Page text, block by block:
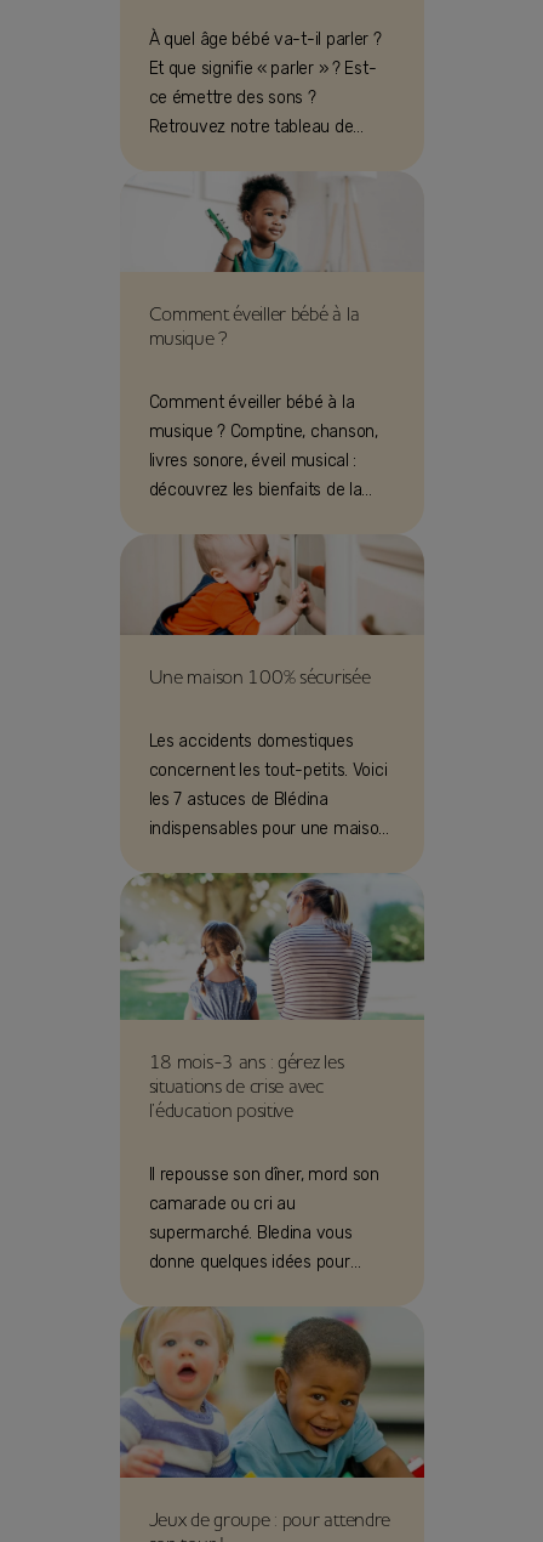
À quel âge bébé va-t-il parler ?
Et que signifie « parler » ? Est-
ce émettre des sons ?
Retrouvez notre tableau de
chaque phase.
Comment éveiller bébé à la
musique ?
Comment éveiller bébé à la
musique ? Comptine, chanson,
livres sonore, éveil musical :
découvrez les bienfaits de la
de bébé et sa motricité : geste,
son et parole.
Une maison 100% sécurisée
Les accidents domestiques
concernent les tout-petits. Voici
les 7 astuces de Blédina
indispensables pour une maison
18 mois-3 ans : gérez les
situations de crise avec
l’éducation positive
Il repousse son dîner, mord son
camarade ou cri au
supermarché. Bledina vous
donne quelques idées pour
crier !
Jeux de groupe : pour attendre